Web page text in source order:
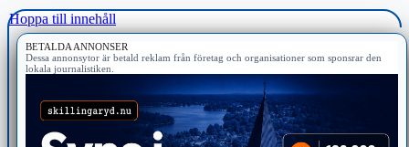
Hoppa till innehåll
BETALDA ANNONSER
Dessa annonsytor är betald reklam från företag och organisationer som sponsrar den
lokala journalistiken.